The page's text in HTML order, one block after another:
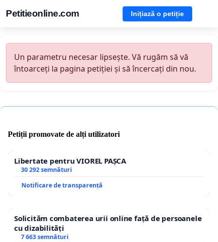
Petitieonline.com Inițiază o petiție
Un parametru necesar lipsește. Vă rugăm să vă
întoarceți la pagina petiției și să încercați din nou.
Petiții promovate de alți utilizatori
Libertate pentru VIOREL PAȘCA
30 292 semnături
Notificare de transparență
Solicităm combaterea urii online față de persoanele
cu dizabilități
7 663 semnături